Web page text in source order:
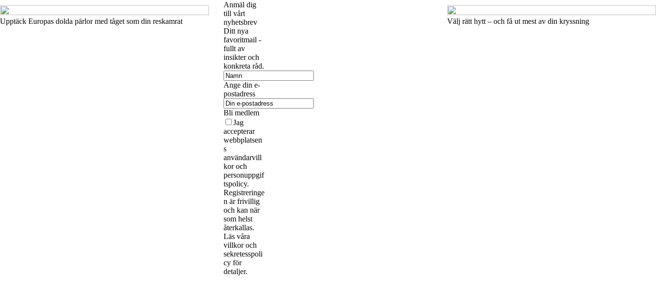
Upptäck Europas dolda pärlor med tåget som din reskamrat
Anmäl dig
till vårt
nyhetsbrev
Ditt nya
favoritmail -
fullt av
insikter och
konkreta råd.
Ange din e-
postadress
Bli medlem
Jag
accepterar
webbplatsen
s
användarvill
kor och
personuppgif
tspolicy.
Registreringe
n är frivillig
och kan när
som helst
återkallas.
Läs våra
villkor och
sekretesspoli
cy för
detaljer.
Välj rätt hytt – och få ut mest av din kryssning